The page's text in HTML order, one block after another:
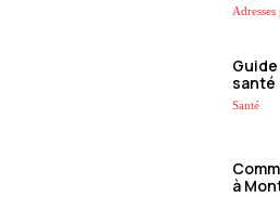
santé
Santé
à